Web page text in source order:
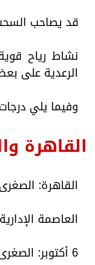
​قد يصاحب السحب
​نشاط رياح
الرعدية على
وفيما يلي
القاهرة
​القاهرة: الصغرى 21 والعظمى 33.
​العاصمة الإدارية
​6 أكتوبر: الصغرى 19 والعظمى 33.